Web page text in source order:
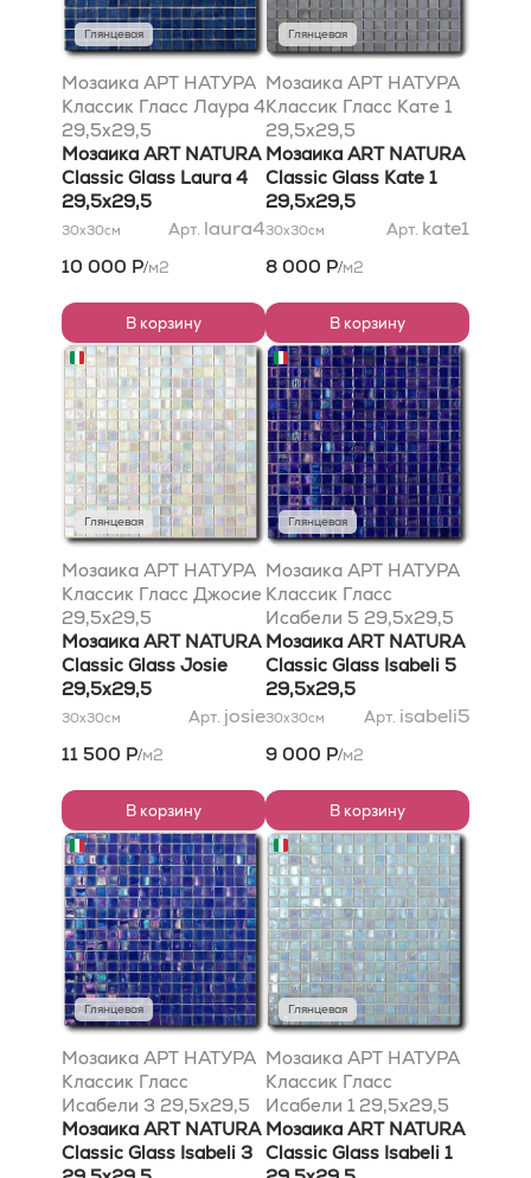
Глянцевая
Мозаика АРТ НАТУРА
Классик Гласс Лаура 4
29,5x29,5
Мозаика ART NATURA
Classic Glass Laura 4
29,5x29,5
30x30см Арт. laura4
10 000 Р/м2
В корзину
Глянцевая
Мозаика АРТ НАТУРА
Классик Гласс Кате 1
29,5x29,5
Мозаика ART NATURA
Classic Glass Kate 1
29,5x29,5
30x30см Арт. kate1
8 000 Р/м2
В корзину
Глянцевая
Мозаика АРТ НАТУРА
Классик Гласс Джосие
29,5x29,5
Мозаика ART NATURA
Classic Glass Josie
29,5x29,5
30x30см Арт. josie
11 500 Р/м2
В корзину
Глянцевая
Мозаика АРТ НАТУРА
Классик Гласс
Исабели 5 29,5x29,5
Мозаика ART NATURA
Classic Glass Isabeli 5
29,5x29,5
30x30см Арт. isabeli5
9 000 Р/м2
В корзину
Глянцевая
Мозаика АРТ НАТУРА
Классик Гласс
Исабели 3 29,5x29,5
Мозаика ART NATURA
Classic Glass Isabeli 3
Глянцевая
Мозаика АРТ НАТУРА
Классик Гласс
Исабели 1 29,5x29,5
Мозаика ART NATURA
Classic Glass Isabeli 1